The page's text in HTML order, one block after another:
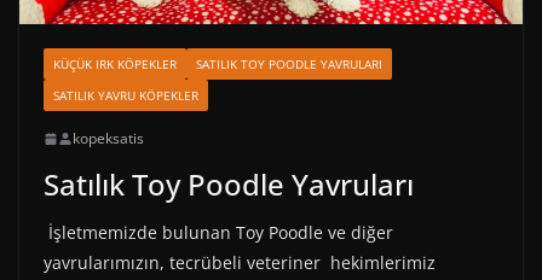
KÜÇÜK IRK KÖPEKLER
SATILIK TOY POODLE YAVRULARI
SATILIK YAVRU KÖPEKLER
kopeksatis
Satılık Toy Poodle Yavruları
İşletmemizde bulunan Toy Poodle ve diğer
yavrularımızın, tecrübeli veteriner hekimlerimiz